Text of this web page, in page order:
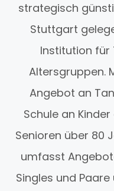
strategisch
Stuttgart
Institution für
Altersgruppen.
Angebot an
Schule an
Senioren über 80
umfasst
Singles und